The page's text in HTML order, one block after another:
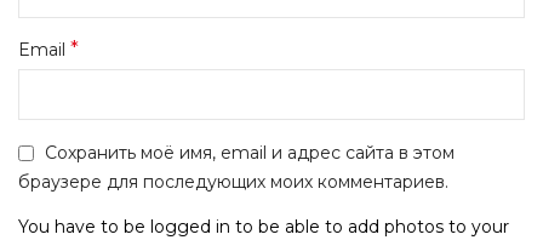
Email *
Сохранить моё имя, email и адрес сайта в этом
браузере для последующих моих комментариев.
You have to be logged in to be able to add photos to your